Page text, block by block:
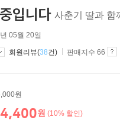
입니다 사춘기 딸과 함
05월 20일
회원리뷰(38건) 판매지수 66
원
원 (10% 할인)